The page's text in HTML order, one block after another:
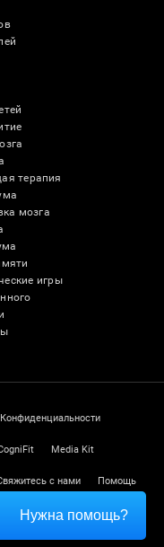
терапия
мозга
игры
Media Kit
с нами Помощь
Центр доверия
Нужна помощь?